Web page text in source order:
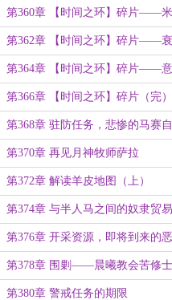
第360章 【时间之环】碎片——米
达斯喜欢什么？
第362章 【时间之环】碎片——衰
败之花
第364章 【时间之环】碎片——意
想不到的方式
第366章 【时间之环】碎片（完）
第368章 驻防任务，悲惨的马赛自
治公国
第370章 再见月神牧师萨拉
第372章 解读羊皮地图（上）
第374章 与半人马之间的奴隶贸易
第376章 开采资源，即将到来的恶
客
第378章 围剿——晨曦教会苦修士
第380章 警戒任务的期限